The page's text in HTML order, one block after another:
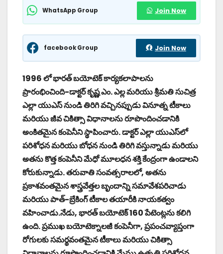
WhatsApp Group Join Now
facebook Group Join Now
1996 లో భారత్ బయోటెక్ కార్యకలాపాలను
ప్రారంభించింది-డాక్టర్ కృష్ణ ఎం. ఎల్ల మరియు శ్రీమతి సుచిత్ర
ఎల్లా యుఎస్ నుండి తిరిగి వచ్చినప్పుడు వినూత్న టీకాలు
మరియు జీవ చికిత్సా విధానాలను రూపొందించడానికి
అంకితమైన కంపెనీని స్థాపించారు. డాక్టర్ ఎల్లా యుఎస్‌లో
పరిశోధన మరియు బోధన నుండి తిరిగి వస్తున్నాడు మరియు
అతను కొత్త కంపెనీని మేధో మూలధన శక్తి కేంద్రంగా ఉండాలని
కోరుకున్నాడు. తరువాతి సంవత్సరాలలో, అతను
ప్రకాశవంతమైన శాస్త్రవేత్తల బృందాన్ని సమావేశపరిచాడు
మరియు పాత్-బ్రేకింగ్ టీకాల తయారీకి నాయకత్వం
వహించాడు.నేడు, భారత్ బయోటెక్ 160 పేటెంట్లను కలిగి
ఉంది. ప్రముఖ బయోటెక్నాలజీ కంపెనీగా, ప్రపంచవ్యాప్తంగా
రోగులకు సమర్థవంతమైన టీకాలు మరియు చికిత్సా